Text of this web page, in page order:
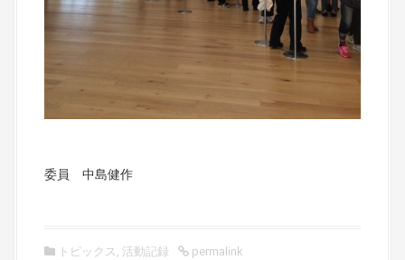
委員 中島健作
トピックス , 活動記録 permalink